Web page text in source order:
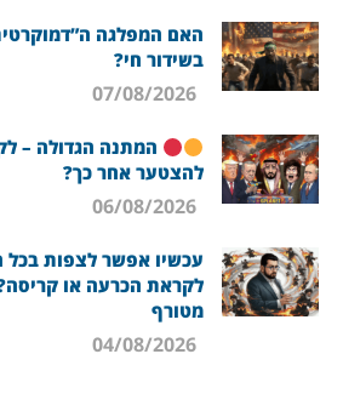
האם המפלגה
בשידור חי?
המתנה הגדולה –
להצטער אחר כך?
עכשיו אפשר לצפות בכל
לקראת הכרעה או
מטורף